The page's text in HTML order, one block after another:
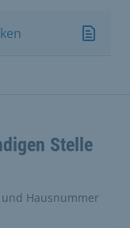
Stelle
Hausnummer